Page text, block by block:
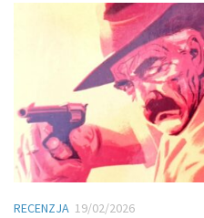
RECENZJA 19/02/2026